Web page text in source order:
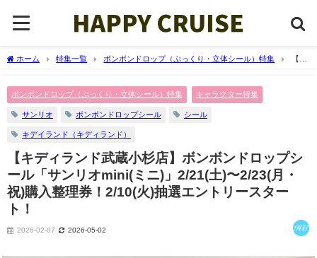
ホーム 特集一覧 ボンボンドロップ（ぷっくり・立体シール）特集
【キ
ボンボンドロップ（ぷっくり・立体シール）特集
キャラクター特集
サンリオ ボンボンドロップシール シール
キデイランド（キディランド）
【キディランド武蔵小杉店】ボンボンドロップシ
ール「サンリオmini(ミニ)」2/21(土)〜2/23(月・
祝)購入整理券！2/10(火)抽選エントリースター
ト！
2026-02-07 2026-05-02